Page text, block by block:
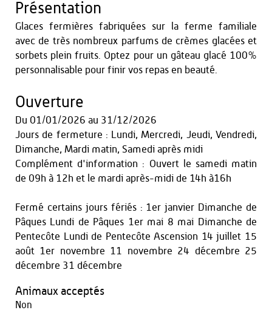
Présentation
Glaces fermières fabriquées sur la ferme familiale
avec de très nombreux parfums de crèmes glacées et
sorbets plein fruits. Optez pour un gâteau glacé 100%
personnalisable pour finir vos repas en beauté.
Ouverture
Du 01/01/2026 au 31/12/2026
Jours de fermeture : Lundi, Mercredi, Jeudi, Vendredi,
Dimanche, Mardi matin, Samedi après midi
Complément d'information : Ouvert le samedi matin
de 09h à 12h et le mardi après-midi de 14h à16h
Fermé certains jours fériés : 1er janvier Dimanche de
Pâques Lundi de Pâques 1er mai 8 mai Dimanche de
Pentecôte Lundi de Pentecôte Ascension 14 juillet 15
août 1er novembre 11 novembre 24 décembre 25
décembre 31 décembre
Animaux acceptés
Non